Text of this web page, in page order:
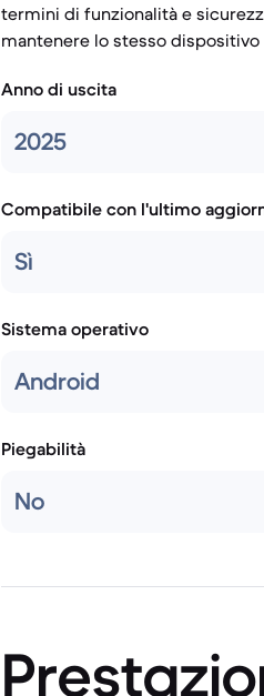
termini di funzionalità e
mantenere lo stesso
Anno di uscita
2025
Compatibile con l'ultimo
Sì
Sistema operativo
Android
Piegabilità
No